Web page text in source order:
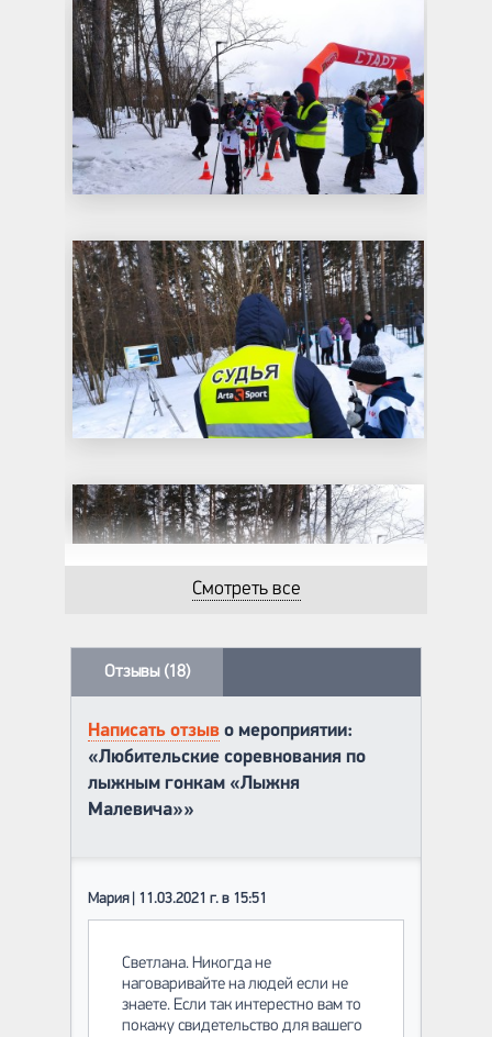
Смотреть все
Отзывы (18)
Написать отзыв о мероприятии:
«Любительские соревнования по
лыжным гонкам «Лыжня
Малевича»»
Мария | 11.03.2021 г. в 15:51
Светлана. Никогда не
наговаривайте на людей если не
знаете. Если так интерестно вам то
покажу свидетельство для вашего